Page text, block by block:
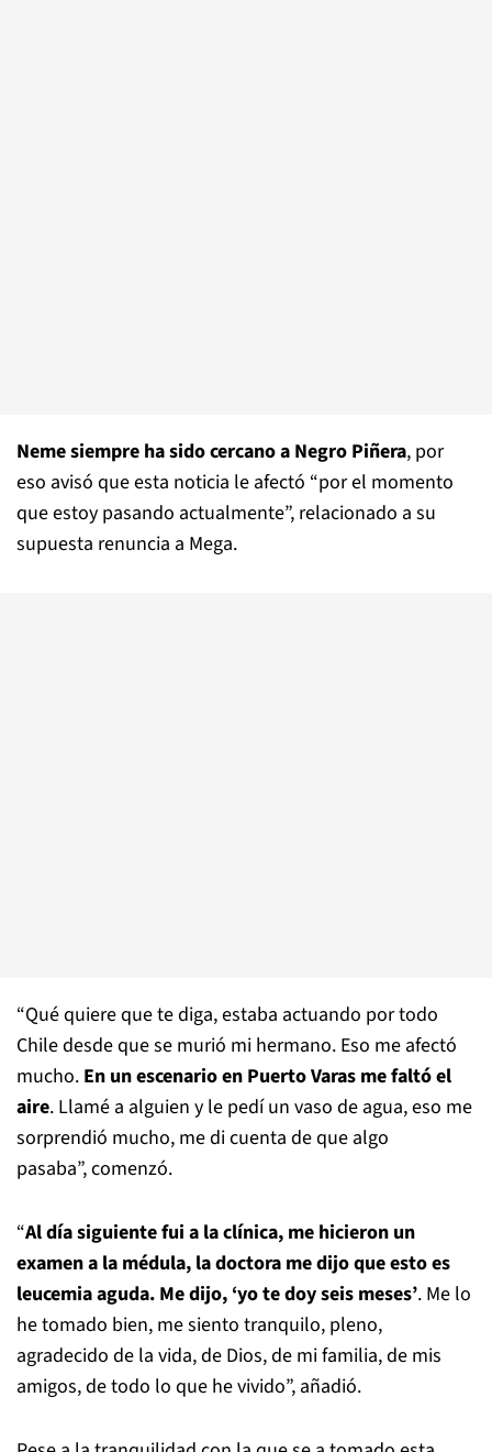
Neme siempre ha sido cercano a Negro Piñera, por
eso avisó que esta noticia le afectó “por el momento
que estoy pasando actualmente”, relacionado a su
supuesta renuncia a Mega.
“Qué quiere que te diga, estaba actuando por todo
Chile desde que se murió mi hermano. Eso me afectó
mucho. En un escenario en Puerto Varas me faltó el
aire. Llamé a alguien y le pedí un vaso de agua, eso me
sorprendió mucho, me di cuenta de que algo
pasaba”, comenzó.
“Al día siguiente fui a la clínica, me hicieron un
examen a la médula, la doctora me dijo que esto es
leucemia aguda. Me dijo, ‘yo te doy seis meses’. Me lo
he tomado bien, me siento tranquilo, pleno,
agradecido de la vida, de Dios, de mi familia, de mis
amigos, de todo lo que he vivido”, añadió.